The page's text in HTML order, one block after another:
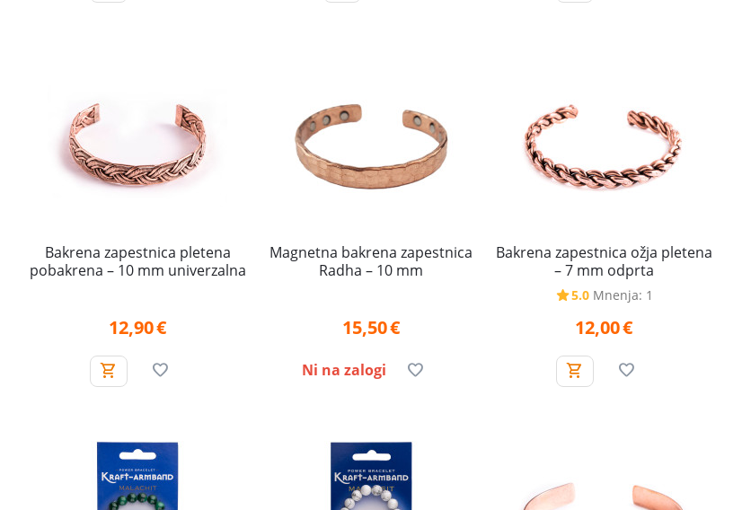
Bakrena zapestnica pletena
pobakrena – 10 mm univerzalna
12,90€
Magnetna bakrena zapestnica
Radha – 10 mm
15,50€
Ni na zalogi
Bakrena zapestnica ožja pletena
– 7 mm odprta
5.0 Mnenja: 1
12,00€